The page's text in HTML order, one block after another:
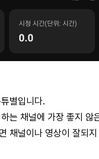
별입니다.
는 채널에 가장 좋지 않
채널이나 영상이 잘되